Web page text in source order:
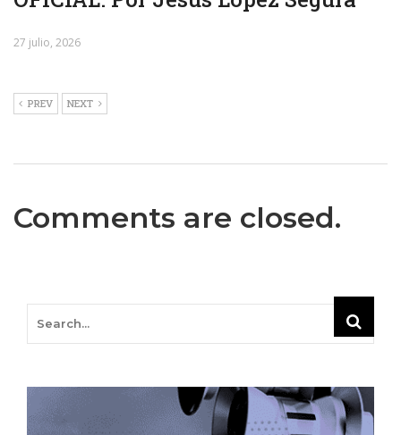
27 julio, 2026
PREV NEXT
Comments are closed.